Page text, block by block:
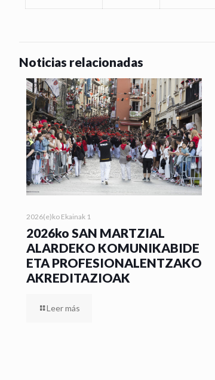
Noticias relacionadas
2026(e)ko Ekainak 1
2026ko SAN MARTZIAL
ALARDEKO KOMUNIKABIDE
ETA PROFESIONALENTZAKO
AKREDITAZIOAK
Leer más